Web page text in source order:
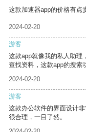
这款加速器app的价格有点
2024-02-20
游客
这款app就像我的私人助理
查找资料，这款app的搜索
2024-02-20
游客
这款办公软件的界面设计
很合理，一目了然。